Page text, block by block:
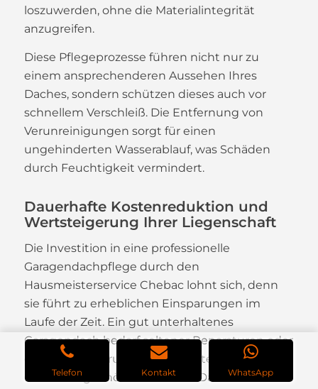
loszuwerden, ohne die Materialintegrität
anzugreifen.
Diese Pflegeprozesse führen nicht nur zu
einem ansprechenderen Aussehen Ihres
Daches, sondern schützen dieses auch vor
schnellem Verschleiß. Die Entfernung von
Verunreinigungen sorgt für einen
ungehinderten Wasserablauf, was Schäden
durch Feuchtigkeit vermindert.
Dauerhafte Kostenreduktion und
Wertsteigerung Ihrer Liegenschaft
Die Investition in eine professionelle
Garagendachpflege durch den
Hausmeisterservice Chebac lohnt sich, denn
sie führt zu erheblichen Einsparungen im
Laufe der Zeit. Ein gut unterhaltenes
Garagendach bedarf seltener Reparaturen oder
ganzer Erneuerungen, was Kosten spart.
Gleichzeitig erhöht ein solides Dach den
Telefon Kontakt WhatsApp